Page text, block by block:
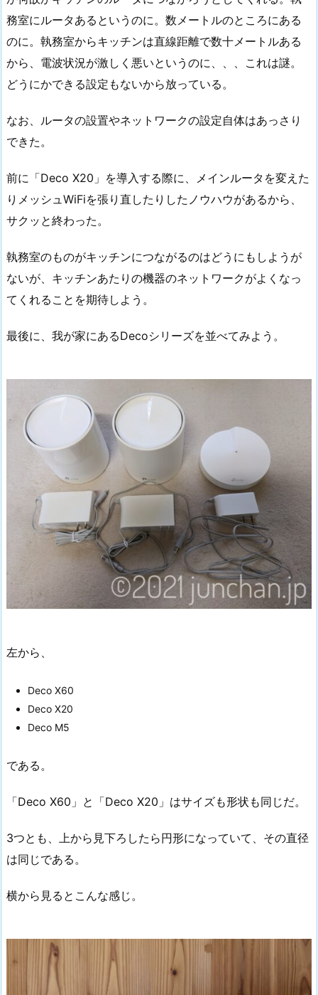
務室にルータあるというのに。数メートルのところにある
のに。執務室からキッチンは直線距離で数十メートルある
から、電波状況が激しく悪いというのに、、、これは謎。
どうにかできる設定もないから放っている。
なお、ルータの設置やネットワークの設定自体はあっさり
できた。
前に「Deco X20」を導入する際に、メインルータを変えた
りメッシュWiFiを張り直したりしたノウハウがあるから、
サクッと終わった。
執務室のものがキッチンにつながるのはどうにもしようが
ないが、キッチンあたりの機器のネットワークがよくなっ
てくれることを期待しよう。
最後に、我が家にあるDecoシリーズを並べてみよう。
左から、
Deco X60
Deco X20
Deco M5
である。
「Deco X60」と「Deco X20」はサイズも形状も同じだ。
3つとも、上から見下ろしたら円形になっていて、その直径
は同じである。
横から見るとこんな感じ。